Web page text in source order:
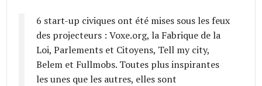
6 start-up civiques ont été mises sous les feux
des projecteurs : Voxe.org, la Fabrique de la
Loi, Parlements et Citoyens, Tell my city,
Belem et Fullmobs. Toutes plus inspirantes
les unes que les autres, elles sont